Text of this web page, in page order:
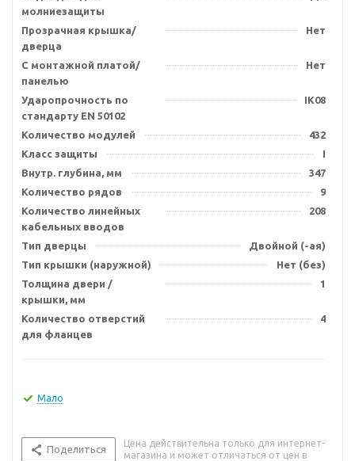
молниезащиты
Прозрачная крышка/
дверца
Нет
С монтажной платой/
панелью
Нет
Ударопрочность по
стандарту EN 50102
IK08
Количество модулей
432
Класс защиты
I
Внутр. глубина, мм
347
Количество рядов
9
Количество линейных
кабельных вводов
208
Тип дверцы
Двойной (-ая)
Тип крышки (наружной)
Нет (без)
Толщина двери /
крышки, мм
1
Количество отверстий
для фланцев
4
Мало
Поделиться
Цена действительна только для интернет-
магазина и может отличаться от цен в